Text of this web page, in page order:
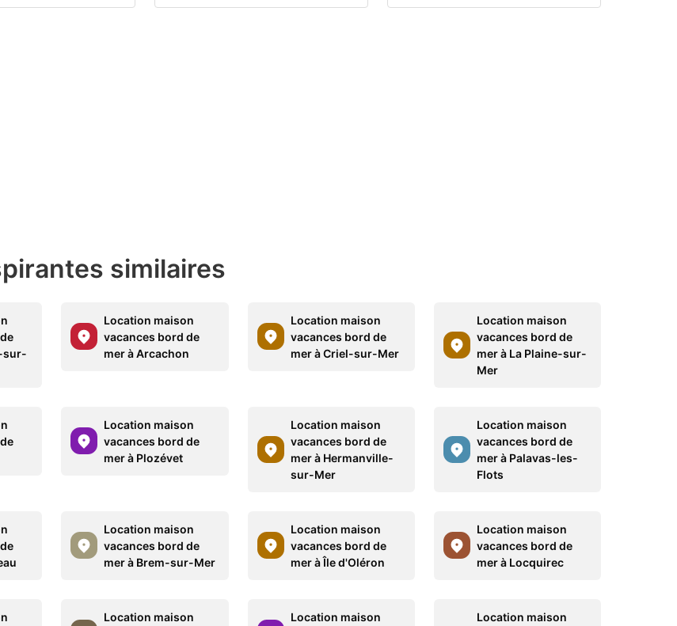
similaires
sur-
Location maison
vacances bord de
mer à Arcachon
Location maison
vacances bord de
mer à Criel-sur-Mer
Location maison
vacances bord de
mer à La Plaine-sur-
Mer
Location maison
vacances bord de
mer à Plozévet
Location maison
vacances bord de
mer à Hermanville-
sur-Mer
Location maison
vacances bord de
mer à Palavas-les-
Flots
Location maison
vacances bord de
mer à Brem-sur-Mer
Location maison
vacances bord de
mer à Île d'Oléron
Location maison
vacances bord de
mer à Locquirec
Location maison Location maison Location maison